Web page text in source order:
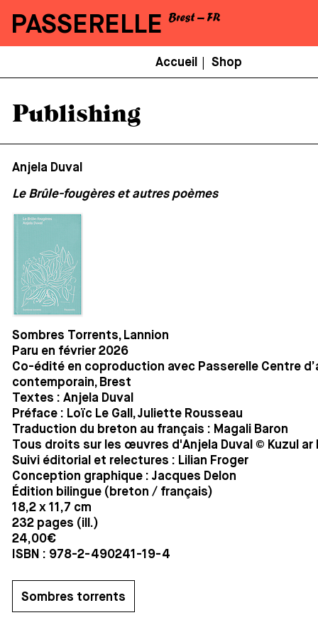
PASSERELLE
Secondaire
Accueil Shop
Publishing
Anjela Duval
Le Brûle-fougères et autres poèmes
Sombres Torrents, Lannion
Paru en février 2026
Co-édité en coproduction avec Passerelle Centre
contemporain, Brest
Textes : Anjela Duval
Préface : Loïc Le Gall, Juliette Rousseau
Traduction du breton au français : Magali Baron
Tous droits sur les œuvres d'Anjela Duval © Kuzul ar
Suivi éditorial et relectures : Lilian Froger
Conception graphique : Jacques Delon
Édition bilingue (breton / français)
18,2 x 11,7 cm
232 pages (ill.)
24,00€
ISBN : 978-2-490241-19-4
Sombres torrents